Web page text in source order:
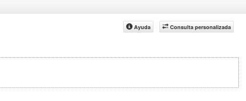
Consulta personalizada
Ayuda